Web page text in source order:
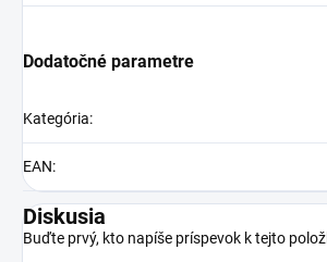
Dodatočné parametre
Kategória:
EAN:
Diskusia
Buďte prvý, kto napíše príspevok k tejto